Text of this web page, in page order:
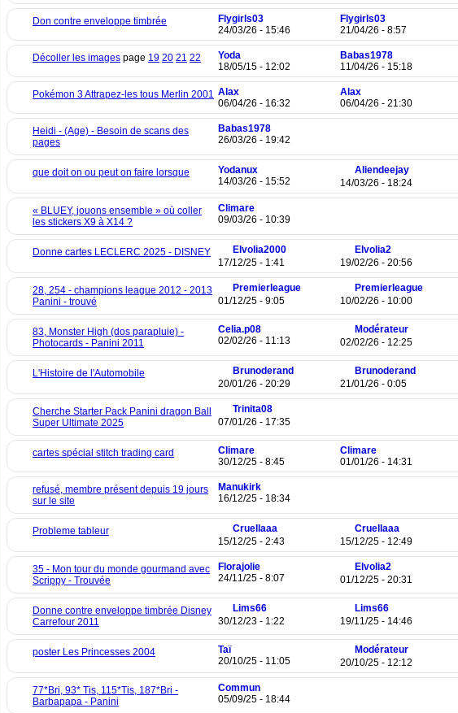
Don contre enveloppe timbrée
Flygirls03
24/03/26 - 15:46
Flygirls03
21/04/26 - 8:57
Décoller les images page 19 20 21 22
Yoda
18/05/15 - 12:02
Babas1978
11/04/26 - 15:18
Pokémon 3 Attrapez-les tous Merlin 2001 Alax
06/04/26 - 16:32
Alax
06/04/26 - 21:30
Heidi - (Age) - Besoin de scans des
pages
Babas1978
26/03/26 - 19:42
que doit on ou peut on faire lorsque
Yodanux
14/03/26 - 15:52
Aliendeejay
14/03/26 - 18:24
« BLUEY, jouons ensemble » où coller
les stickers X9 à X14 ?
Climare
09/03/26 - 10:39
Donne cartes LECLERC 2025 - DISNEY
Elvolia2000
17/12/25 - 1:41
Elvolia2
19/02/26 - 20:56
28, 254 - champions league 2012 - 2013
Panini - trouvé
Premierleague
01/12/25 - 9:05
Premierleague
10/02/26 - 10:00
83, Monster High (dos parapluie) -
Photocards - Panini 2011
Celia.p08
02/02/26 - 11:13
Modérateur
02/02/26 - 12:25
L'Histoire de l'Automobile
Brunoderand
20/01/26 - 20:29
Brunoderand
21/01/26 - 0:05
Cherche Starter Pack Panini dragon Ball
Super Ultimate 2025
Trinita08
07/01/26 - 17:35
cartes spécial stitch trading card
Climare
30/12/25 - 8:45
Climare
01/01/26 - 14:31
refusé, membre présent depuis 19 jours
sur le site
Manukirk
16/12/25 - 18:34
Probleme tableur
Cruellaaa
15/12/25 - 2:43
Cruellaaa
15/12/25 - 12:49
35 - Mon tour du monde gourmand avec
Scrippy - Trouvée
Florajolie
24/11/25 - 8:07
Elvolia2
01/12/25 - 20:31
Donne contre enveloppe timbrée Disney
Carrefour 2011
Lims66
30/12/23 - 1:22
Lims66
19/11/25 - 14:46
poster Les Princesses 2004
Taï
20/10/25 - 11:05
Modérateur
20/10/25 - 12:12
77*Bri, 93* Tis, 115*Tis, 187*Bri -
Barbapapa - Panini
Commun
05/09/25 - 18:44